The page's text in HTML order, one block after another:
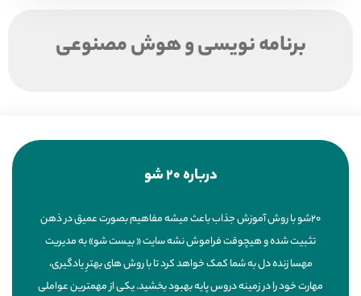
برنامه نویسی و هوش مصنوعی
درباره 20 شو
20شو با روش آموزش جذاب باعث میشه مفاهیم بصورت عمیق در ذهن
تثبیت شده و هیچوقت فراموش نشه سایت « بیست شو» به مدیریت
مهسا زنده دل به شما کمک خواهد کرد تا با روش های بهترِ یادگیری،
مهارت خود را در زمینه دروس پایه بهبود بخشید. یکی از مهمترین عواملی